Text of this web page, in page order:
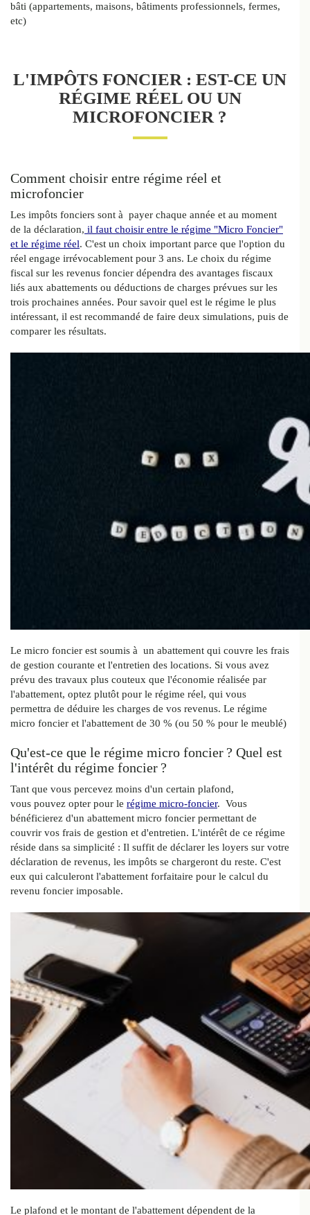
bâti (appartements, maisons, bâtiments professionnels, fermes,
etc)
L'IMPÔTS FONCIER : EST-CE UN
RÉGIME RÉEL OU UN
MICROFONCIER ?
Comment choisir entre régime réel et
microfoncier
Les impôts fonciers sont à payer chaque année et au moment
de la déclaration, il faut choisir entre le régime "Micro Foncier"
et le régime réel. C'est un choix important parce que l'option du
réel engage irrévocablement pour 3 ans. Le choix du régime
fiscal sur les revenus foncier dépendra des avantages fiscaux
liés aux abattements ou déductions de charges prévues sur les
trois prochaines années. Pour savoir quel est le régime le plus
intéressant, il est recommandé de faire deux simulations, puis de
comparer les résultats.
Le micro foncier est soumis à un abattement qui couvre les frais
de gestion courante et l'entretien des locations. Si vous avez
prévu des travaux plus couteux que l'économie réalisée par
l'abattement, optez plutôt pour le régime réel, qui vous
permettra de déduire les charges de vos revenus. Le régime
micro foncier et l'abattement de 30 % (ou 50 % pour le meublé)
Qu'est-ce que le régime micro foncier ? Quel est
l'intérêt du régime foncier ?
Tant que vous percevez moins d'un certain plafond,
vous pouvez opter pour le régime micro-foncier. Vous
bénéficierez d'un abattement micro foncier permettant de
couvrir vos frais de gestion et d'entretien. L'intérêt de ce régime
réside dans sa simplicité : Il suffit de déclarer les loyers sur votre
déclaration de revenus, les impôts se chargeront du reste. C'est
eux qui calculeront l'abattement forfaitaire pour le calcul du
revenu foncier imposable.
Le plafond et le montant de l'abattement dépendent de la